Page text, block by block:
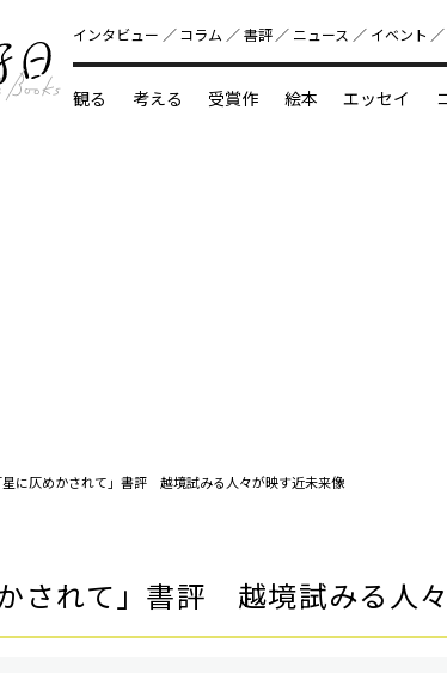
好書好日
インタビュー コラム 書評 ニュース イベント
観る 考える 受賞作 絵本 エッセイ
星に仄めかされて」書評 越境試みる人々が映す近未来像
かされて」書評 越境試みる人